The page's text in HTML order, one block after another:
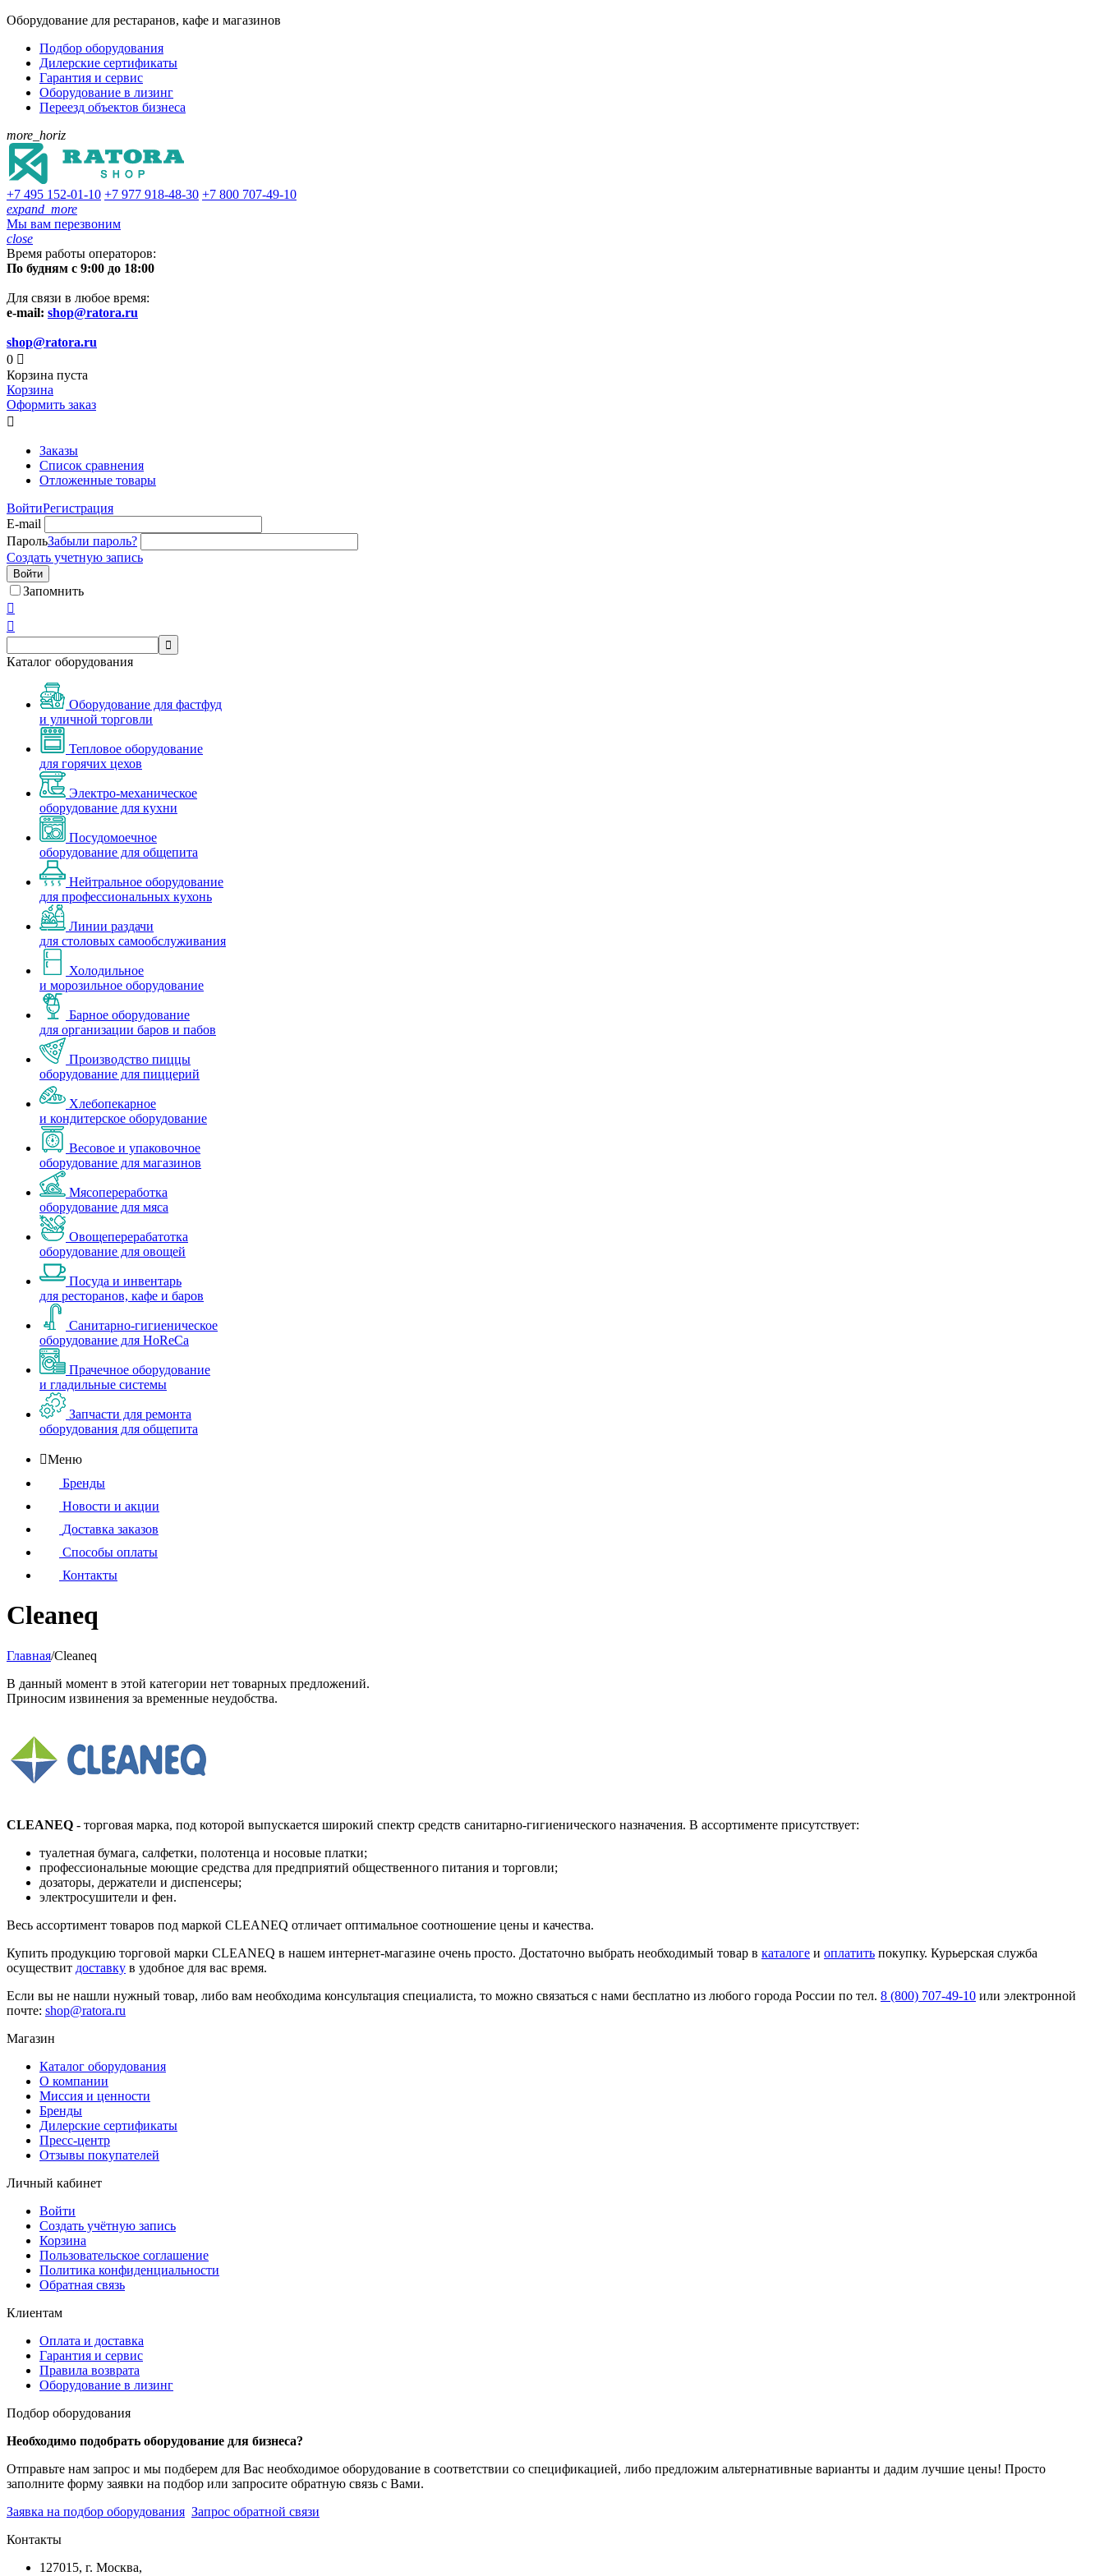
Оборудование для рестаранов, кафе и магазинов
Подбор оборудования
Дилерские сертификаты
Гарантия и сервис
Оборудование в лизинг
Переезд объектов бизнеса
more_horiz
+7 495 152-01-10 +7 977 918-48-30 +7 800 707-49-10
expand_more
Мы вам перезвоним
close
Время работы операторов:
По будням с 9:00 до 18:00
Для связи в любое время:
e-mail: shop@ratora.ru
shop@ratora.ru
0 
Корзина пуста
Корзина
Оформить заказ

Заказы
Список сравнения
Отложенные товары
ВойтиРегистрация
E-mail
ПарольЗабыли пароль?
Создать учетную запись
Войти
Запомнить



Каталог оборудования
Оборудование для фастфуд
и уличной торговли
Тепловое оборудование
для горячих цехов
Электро-механическое
оборудование для кухни
Посудомоечное
оборудование для общепита
Нейтральное оборудование
для профессиональных кухонь
Линии раздачи
для столовых самообслуживания
Холодильное
и морозильное оборудование
Барное оборудование
для организации баров и пабов
Производство пиццы
оборудование для пиццерий
Хлебопекарное
и кондитерское оборудование
Весовое и упаковочное
оборудование для магазинов
Мясопереработка
оборудование для мяса
Овощеперерабатотка
оборудование для овощей
Посуда и инвентарь
для ресторанов, кафе и баров
Санитарно-гигиеническое
оборудование для HoReCa
Прачечное оборудование
и гладильные системы
Запчасти для ремонта
оборудования для общепита
Меню
Бренды
Новости и акции
Доставка заказов
Способы оплаты
Контакты
Cleaneq
Главная/Cleaneq
В данный момент в этой категории нет товарных предложений.
Приносим извинения за временные неудобства.
CLEANEQ - торговая марка, под которой выпускается широкий спектр средств санитарно-гигиенического назначения. В ассортименте присутствует:
туалетная бумага, салфетки, полотенца и носовые платки;
профессиональные моющие средства для предприятий общественного питания и торговли;
дозаторы, держатели и диспенсеры;
электросушители и фен.
Весь ассортимент товаров под маркой CLEANEQ отличает оптимальное соотношение цены и качества.
Купить продукцию торговой марки CLEANEQ в нашем интернет-магазине очень просто. Достаточно выбрать необходимый товар в каталоге и оплатить покупку. Курьерская служба
осуществит доставку в удобное для вас время.
Если вы не нашли нужный товар, либо вам необходима консультация специалиста, то можно связаться с нами бесплатно из любого города России по тел. 8 (800) 707-49-10 или электронной
почте: shop@ratora.ru
Магазин
Каталог оборудования
О компании
Миссия и ценности
Бренды
Дилерские сертификаты
Пресс-центр
Отзывы покупателей
Личный кабинет
Войти
Создать учётную запись
Корзина
Пользовательское соглашение
Политика конфиденциальности
Обратная связь
Клиентам
Оплата и доставка
Гарантия и сервис
Правила возврата
Оборудование в лизинг
Подбор оборудования
Необходимо подобрать оборудование для бизнеса?
Отправьте нам запрос и мы подберем для Вас необходимое оборудование в соответствии со спецификацией, либо предложим альтернативные варианты и дадим лучшие цены! Просто
заполните форму заявки на подбор или запросите обратную связь с Вами.
Заявка на подбор оборудования Запрос обратной связи
Контакты
127015, г. Москва,